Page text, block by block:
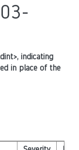
indicating
in place of the